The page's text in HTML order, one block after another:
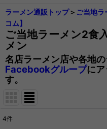
ラーメン通販トップ＞ ご当地
コム】
ご当地ラーメン2食
メン
名店ラーメン店や各地
Facebookグループに
す。
4件